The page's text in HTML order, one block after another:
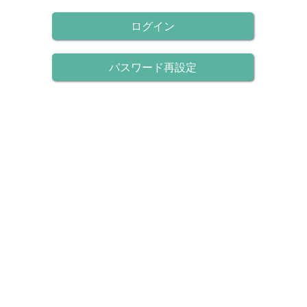
ログイン
パスワード再設定